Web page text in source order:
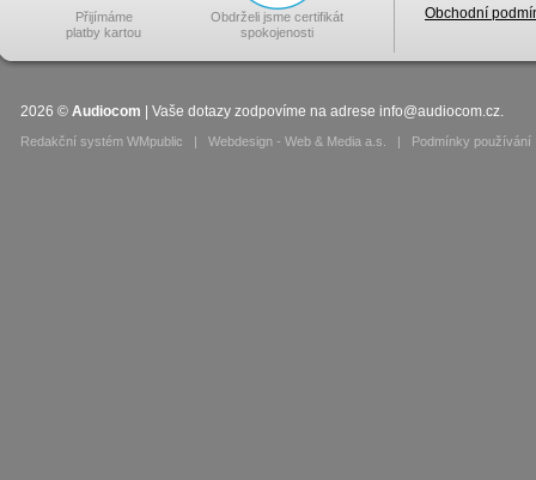
Přijímáme
platby kartou
Obdrželi jsme certifikát
spokojenosti
Obchodní
2026 © Audiocom | Vaše dotazy zodpovíme na adrese info@audiocom.cz.
Redakční systém WMpublic | Webdesign - Web & Media a.s. | Podmínky používání